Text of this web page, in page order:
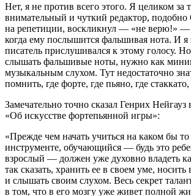
Нет, я не против всего этого. Я целиком за
внимательный и чуткий редактор, подобно
на репетиции, воскликнул — «не верю!» —
когда ему послышится фальшивая нота. И я
писатель прислушивался к этому голосу.
слышать фальшивые ноты, нужно как
музыкальным слухом. Тут недостаточно
помнить, где форте, где пьяно, где стаккато,
Замечательно точно сказал Генрих Нейгауз
«Об искусстве фортепьянной игры»:
«Прежде чем начать учиться на каком бы
инструменте, обучающийся — будь это
взрослый — должен уже духовно владеть
так сказать, хранить ее в своем уме,
и слышать своим слухом. Весь секрет
в том, что в его мозгу уже живет полной